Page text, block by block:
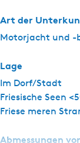
Art der
Motorjacht und -
Lage
Im Dorf/Stadt
Friesische Seen
Friese meren
Abmessungen